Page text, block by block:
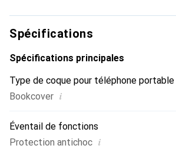
haute qualité, la marque Noreve est un
clientèle exigeante.
Spécifications
Spécifications principales
Type de coque pour téléphone portable
Bookcover i
Éventail de fonctions
Protection antichoc i